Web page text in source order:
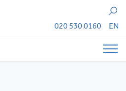
Zoeken
020 530 0160 EN